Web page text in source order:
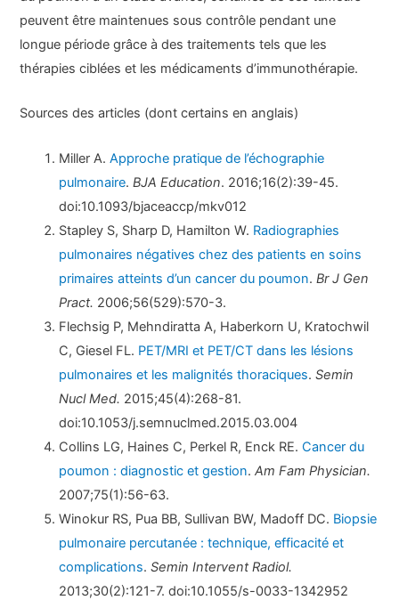
peuvent être maintenues sous contrôle pendant une
longue période grâce à des traitements tels que les
thérapies ciblées et les médicaments d’immunothérapie.
Sources des articles (dont certains en anglais)
Miller A.Approche pratique de l’échographie
pulmonaire.BJA Education. 2016;16(2):39-45.
doi:10.1093/bjaceaccp/mkv012
Stapley S, Sharp D, Hamilton W. Radiographies
pulmonaires négatives chez des patients en soins
primaires atteints d’un cancer du poumon.Br J Gen
Pract. 2006;56(529):570-3.
Flechsig P, Mehndiratta A, Haberkorn U, Kratochwil
C, Giesel FL. PET/MRI et PET/CT dans les lésions
pulmonaires et les malignités thoraciques.Semin
Nucl Med. 2015;45(4):268-81.
doi:10.1053/j.semnuclmed.2015.03.004
Collins LG, Haines C, Perkel R, Enck RE.Cancer du
poumon : diagnostic et gestion.Am Fam Physician.
2007;75(1):56-63.
Winokur RS, Pua BB, Sullivan BW, Madoff DC. Biopsie
pulmonaire percutanée : technique, efficacité et
complications.Semin Intervent Radiol.
2013;30(2):121-7. doi:10.1055/s-0033-1342952